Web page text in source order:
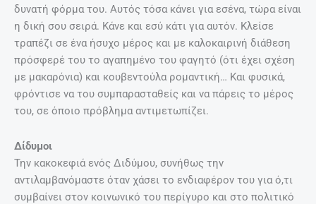
δυνατή φόρμα του. Αυτός τόσα κάνει για εσένα, τώρα είναι
η δική σου σειρά. Κάνε και εσύ κάτι για αυτόν. Κλείσε
τραπέζι σε ένα ήσυχο μέρος και με καλοκαιρινή διάθεση
πρόσφερέ του το αγαπημένο του φαγητό (ότι έχει σχέση
με μακαρόνια) και κουβεντούλα ρομαντική… Και φυσικά,
φρόντισε να του συμπαρασταθείς και να πάρεις το μέρος
του, σε όποιο πρόβλημα αντιμετωπίζει.
Δίδυμοι
Την κακοκεφιά ενός Διδύμου, συνήθως την
αντιλαμβανόμαστε όταν χάσει το ενδιαφέρον του για ό,τι
συμβαίνει στον κοινωνικό του περίγυρο και στο πολιτικό